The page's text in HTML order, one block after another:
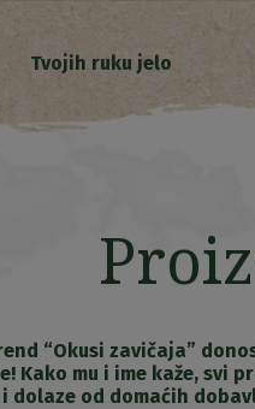
Tvojih ruku jelo
“Okusi zavičaja”
Kako mu i ime kaže, svi
dolaze od domaćih